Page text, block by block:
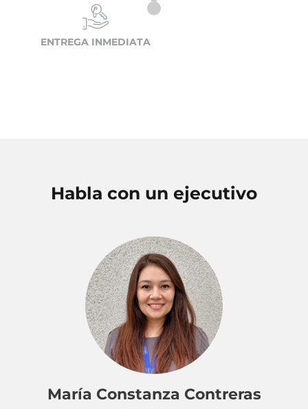
ENTREGA INMEDIATA
Habla con un ejecutivo
María Constanza Contreras